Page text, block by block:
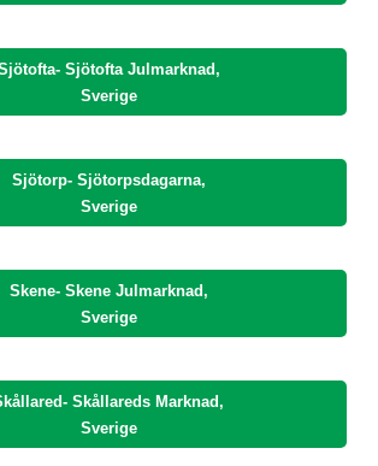
Sjötofta Julmarknad,
Sverige
Sjötorp- Sjötorpsdagarna,
Sverige
Skene- Skene Julmarknad,
Sverige
Skållareds Marknad,
Sverige